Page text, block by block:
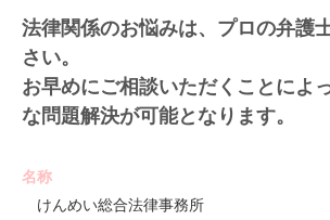
法律関係のお悩みは、プロの弁護
さい。
お早めにご相談いただくことによ
な問題解決が可能となります。
名称
けんめい総合法律事務所